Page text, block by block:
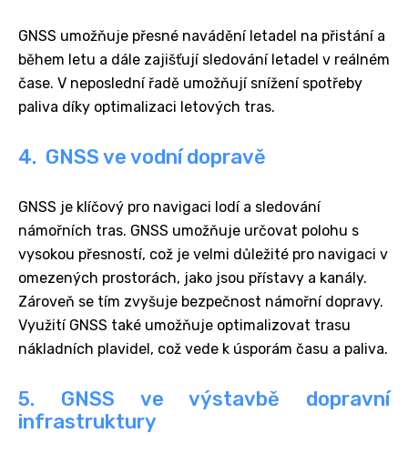
GNSS umožňuje přesné navádění letadel na přistání a
během letu a dále zajišťují sledování letadel v reálném
čase. V neposlední řadě umožňují snížení spotřeby
paliva díky optimalizaci letových tras.
4. GNSS ve vodní dopravě
GNSS je klíčový pro navigaci lodí a sledování
námořních tras. GNSS umožňuje určovat polohu s
vysokou přesností, což je velmi důležité pro navigaci v
omezených prostorách, jako jsou přístavy a kanály.
Zároveň se tím zvyšuje bezpečnost námořní dopravy.
Využití GNSS také umožňuje optimalizovat trasu
nákladních plavidel, což vede k úsporám času a paliva.
5. GNSS ve výstavbě dopravní
infrastruktury